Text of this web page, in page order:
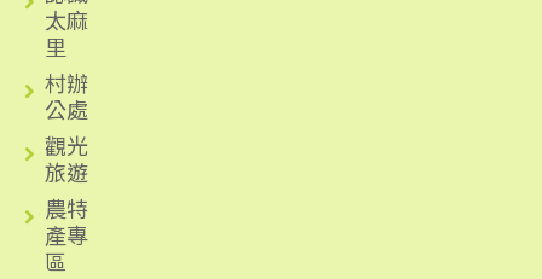
太麻
里
村辦
公處
觀光
旅遊
農特
產專
區